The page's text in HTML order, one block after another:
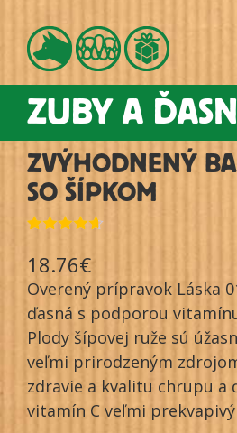
ZUBY A
ZVÝHODNENÝ
SO ŠÍPKOM
4.60 z 5
na základe
zákazníckych
18.76€
Overený prípravok Láska
ďasná s podporou
Plody šípovej ruže sú
veľmi prirodzeným
zdravie a kvalitu chrupu a
vitamín C veľmi